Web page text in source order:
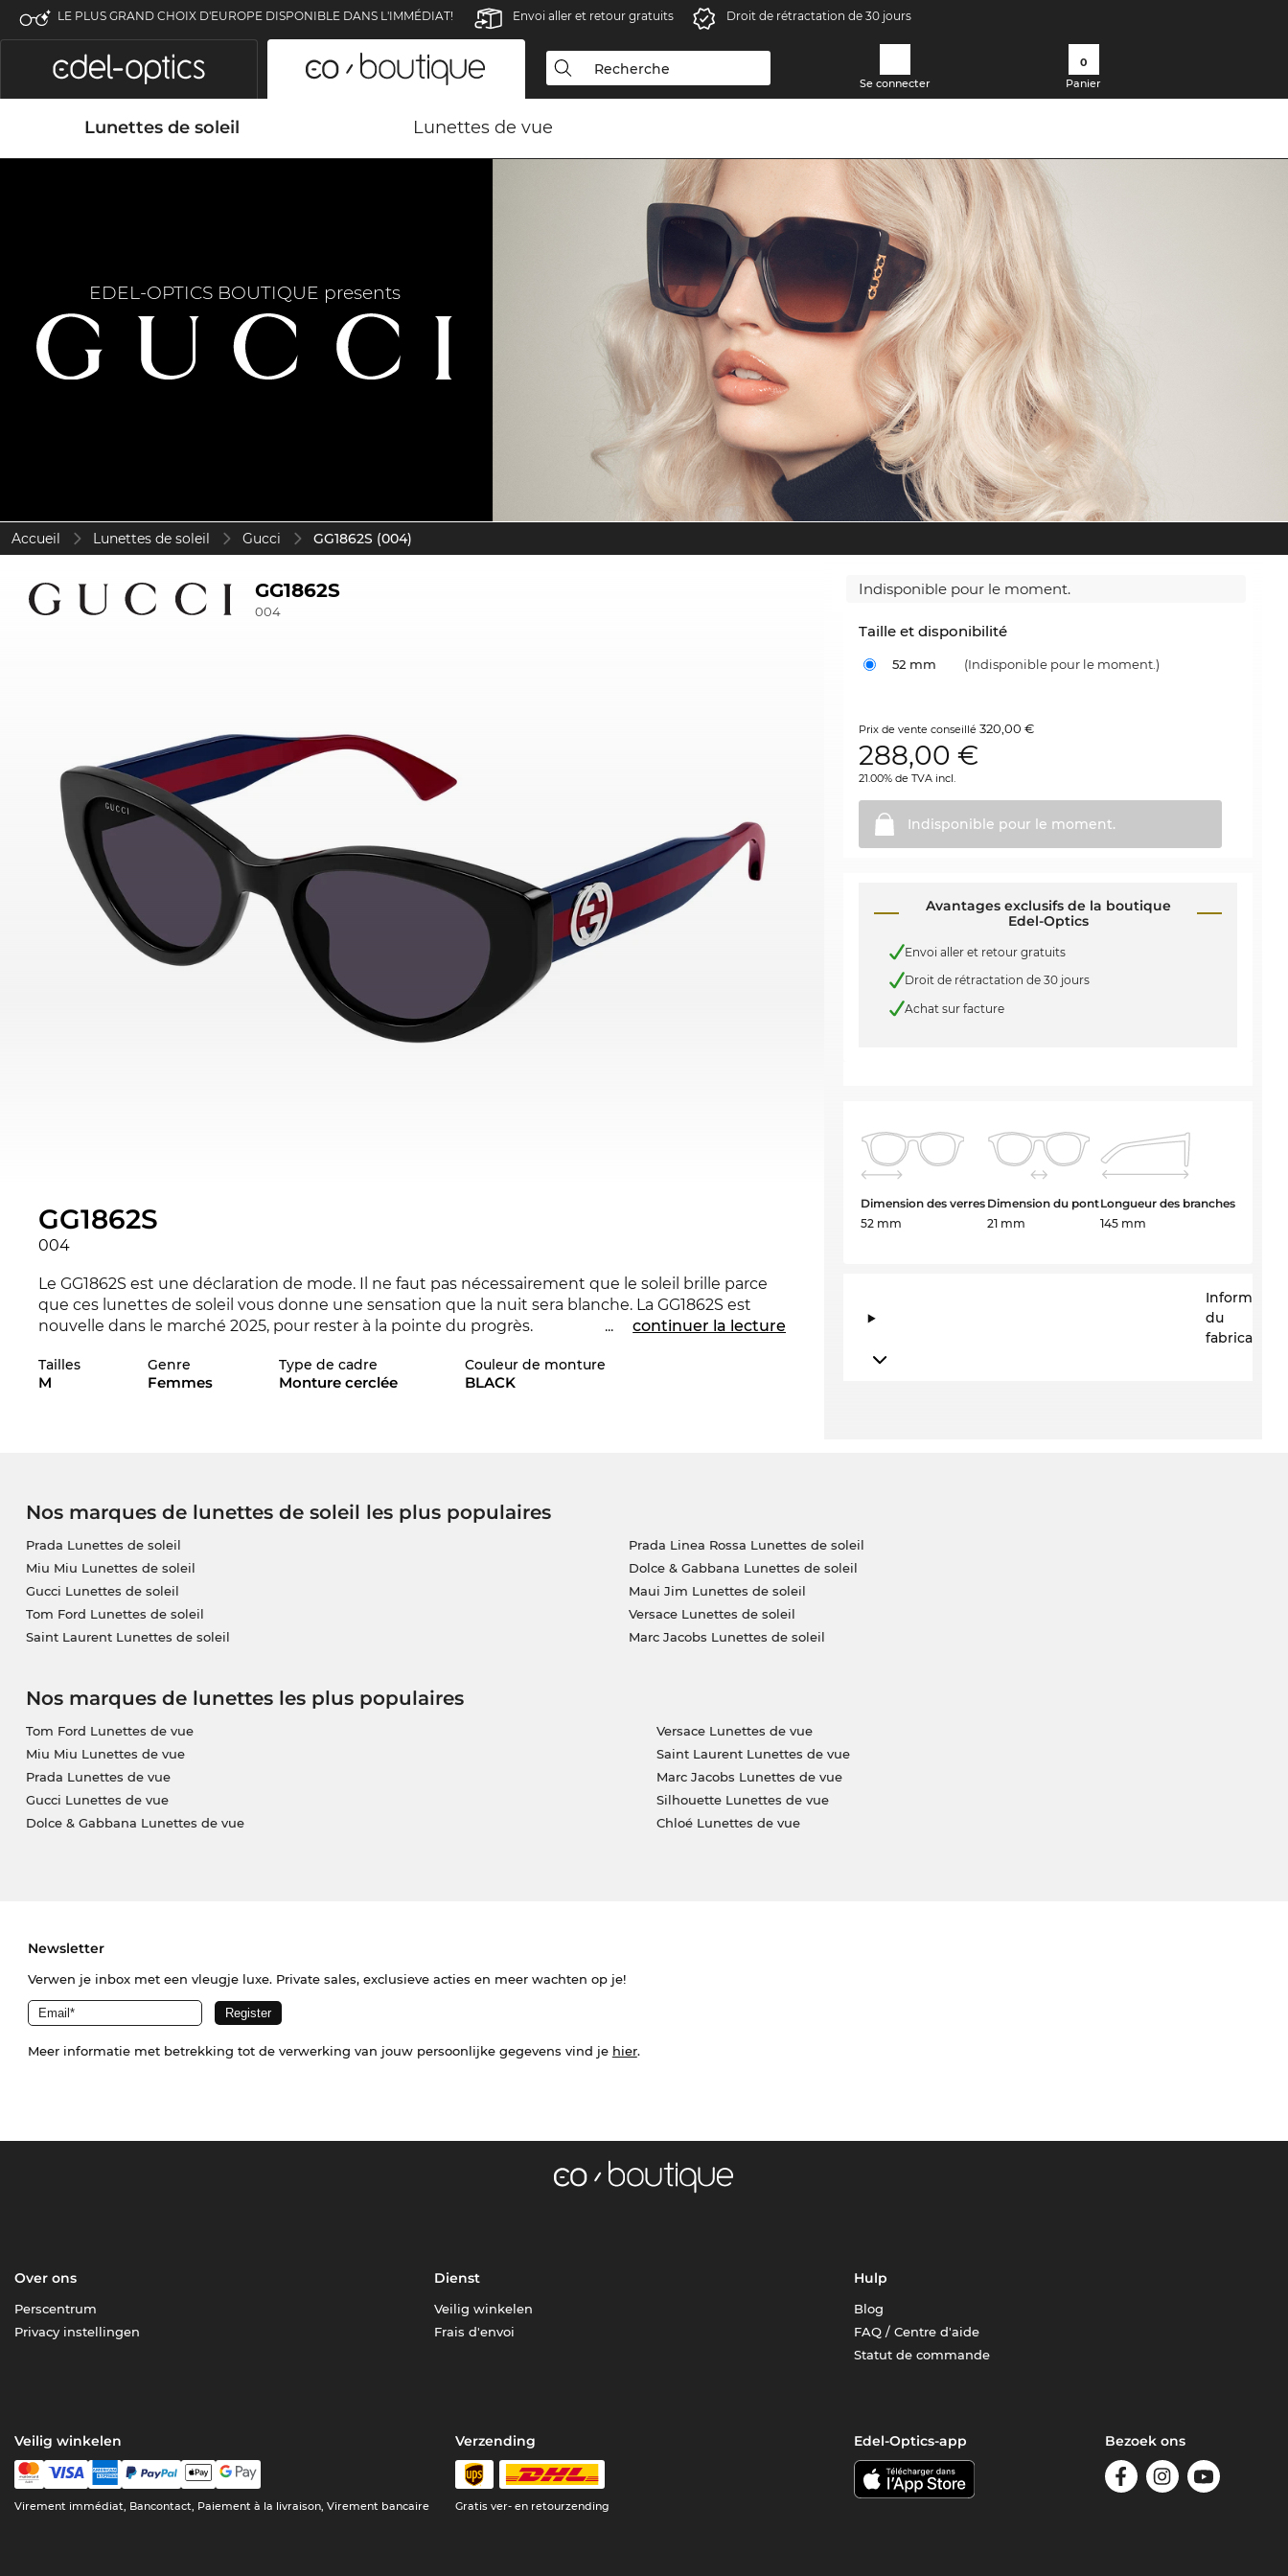
LE PLUS GRAND CHOIX D'EUROPE DISPONIBLE DANS L'IMMÉDIAT! Envoi aller et retour gratuits Droit de rétractation de 30 jours
Se connecter
0
Panier
Lunettes de soleil Lunettes de vue
EDEL-OPTICS BOUTIQUE presents
Accueil Lunettes de soleil Gucci GG1862S (004)
GG1862S
004
GG1862S
004
Le GG1862S est une déclaration de mode. Il ne faut pas nécessairement que le soleil brille parce
que ces lunettes de soleil vous donne une sensation que la nuit sera blanche. La GG1862S est
nouvelle dans le marché 2025, pour rester à la pointe du progrès.
Les lignes expressives sont synonymes pour l'approche classique du modèle. Les lunettes sont
un must-have pour les
. Bien sûr, ces lunettes de marques offrent une protection
meilleur prix, parce que notre standard est en sale.
... continuer la lecture
Tailles
M
Genre
Femmes
Type de cadre
Monture cerclée
Couleur de monture
BLACK
Indisponible pour le moment.
Taille et disponibilité
52 mm (Indisponible pour le moment.)
Prix de vente conseillé320,00 €
288,00 €
21.00% de TVA incl.
Indisponible pour le moment.
Avantages exclusifs de la boutique
Edel-Optics
Envoi aller et retour gratuits
Droit de rétractation de 30 jours
Achat sur facture
Dimension des verres
52 mm
Dimension du pont
21 mm
Longueur des branches
145 mm
du
fabricant
Nos marques de lunettes de soleil les plus populaires
Prada Lunettes de soleil
Miu Miu Lunettes de soleil
Gucci Lunettes de soleil
Tom Ford Lunettes de soleil
Saint Laurent Lunettes de soleil
Prada Linea Rossa Lunettes de soleil
Dolce & Gabbana Lunettes de soleil
Maui Jim Lunettes de soleil
Versace Lunettes de soleil
Marc Jacobs Lunettes de soleil
Nos marques de lunettes les plus populaires
Tom Ford Lunettes de vue
Miu Miu Lunettes de vue
Prada Lunettes de vue
Gucci Lunettes de vue
Dolce & Gabbana Lunettes de vue
Versace Lunettes de vue
Saint Laurent Lunettes de vue
Marc Jacobs Lunettes de vue
Silhouette Lunettes de vue
Chloé Lunettes de vue
Newsletter
Verwen je inbox met een vleugje luxe. Private sales, exclusieve acties en meer wachten op je!
Meer informatie met betrekking tot de verwerking van jouw persoonlijke gegevens vind je hier.
Over ons
Perscentrum
Privacy instellingen
Dienst
Veilig winkelen
Frais d'envoi
Hulp
Blog
FAQ / Centre d'aide
Statut de commande
Veilig winkelen
Virement immédiat, Bancontact, Paiement à la livraison, Virement bancaire
Verzending
Gratis ver- en retourzending
Edel-Optics-app Bezoek ons